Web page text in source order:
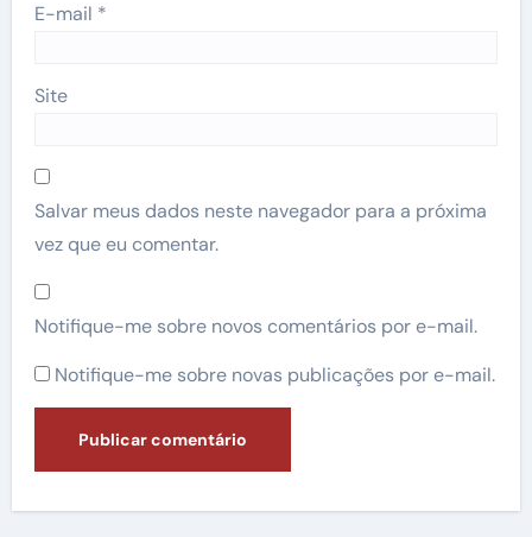
E-mail *
Site
Salvar meus dados neste navegador para a próxima
vez que eu comentar.
Notifique-me sobre novos comentários por e-mail.
Notifique-me sobre novas publicações por e-mail.